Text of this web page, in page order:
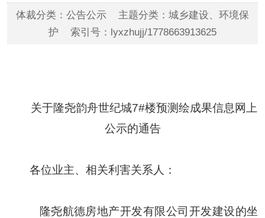
体裁分类：公告公示 主题分类：城乡建设、环境保
护 索引号：lyxzhujj/1778663913625
关于隆尧韵舟世纪城7#楼预测绘成果信息网上
公示的通告
各位业主、相关利害关系人：
隆尧航德房地产开发有限公司开发建设的坐